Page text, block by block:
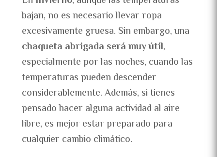
bajan, no es necesario llevar ropa
excesivamente gruesa. Sin embargo, una
chaqueta abrigada será muy útil,
especialmente por las noches, cuando las
temperaturas pueden descender
considerablemente. Además, si tienes
pensado hacer alguna actividad al aire
libre, es mejor estar preparado para
cualquier cambio climático.